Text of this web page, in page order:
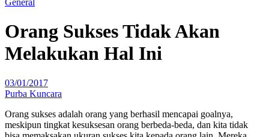
Orang Sukses Tidak Akan
Melakukan Hal Ini
03/01/2017
Purba Kuncara
Orang sukses adalah orang yang berhasil mencapai goalnya,
meskipun tingkat kesuksesan orang berbeda-beda, dan kita tidak